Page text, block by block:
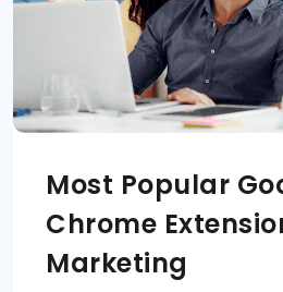
Most Popular
Chrome
Marketing